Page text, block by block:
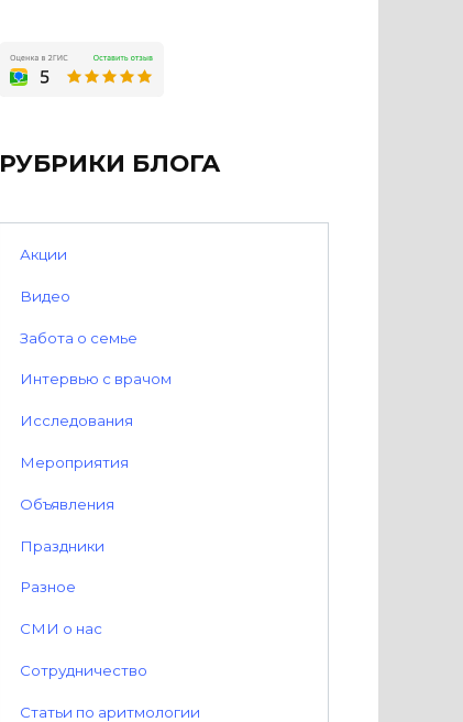
РУБРИКИ БЛОГА
Акции
Видео
Забота о семье
Интервью с врачом
Исследования
Мероприятия
Объявления
Праздники
Разное
СМИ о нас
Сотрудничество
Статьи по аритмологии